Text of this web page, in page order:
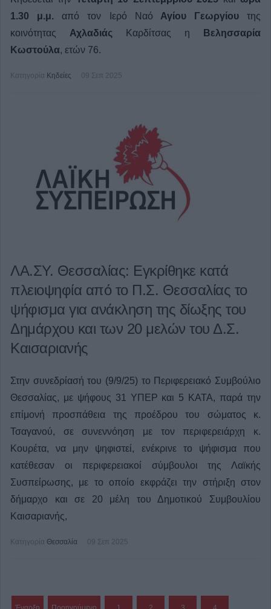
1.30 μ.μ. από τον Ιερό Ναό Αγίου Γεωργίουτης
κοινότητας Αχλαδιάς Καρδίτσας η
Βελησσαρία
Κωστούλα, ετών 76.
Κατηγορία Κηδείες 09 Σεπ 2025
ΛΑ.ΣΥ. Θεσσαλίας: Εγκρίθηκε κατά
πλειοψηφία από το Π.Σ. Θεσσαλίας το
ψήφισμα για ανάκληση της δίωξης του
Δημάρχου και των 20 μελών του Δ.Σ.
Καισαριανής
Στην συνεδρίασή του (9/9/25) το Περιφερειακό Συμβούλιο
Θεσσαλίας, με ψήφους 31 ΥΠΕΡ και 5 ΚΑΤΑ, παρά την
επίμονή προσπάθεια της προέδρου του σώματος κ.
Τσαγανού, σε συνεννόηση με τον περιφερειάρχη κ.
Κουρέτα, να μην ψηφιστεί, ενέκρινε το ψήφισμα που
κατέθεσαν οι περιφερειακοί σύμβουλοι της Λαϊκής
Συσπείρωσης, με το οποίο εκφράζει την στήριξη στον
δήμαρχο και σε 20 μέλη του Δημοτικού Συμβουλίου
Καισαριανής,
Κατηγορία Θεσσαλία 09 Σεπ 2025